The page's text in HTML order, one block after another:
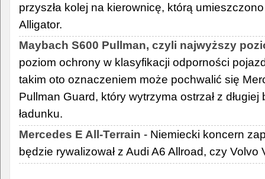
przyszła kolej na kierownicę, którą
Alligator.
Maybach S600 Pullman, czyli najwyższy
poziom ochrony w klasyfikacji odporności
takim oto oznaczeniem może pochwalić się
Pullman Guard, który wytrzyma ostrzał z
ładunku.
Mercedes E All-Terrain - Niemiecki koncern
będzie rywalizował z Audi A6 Allroad, czy Volvo